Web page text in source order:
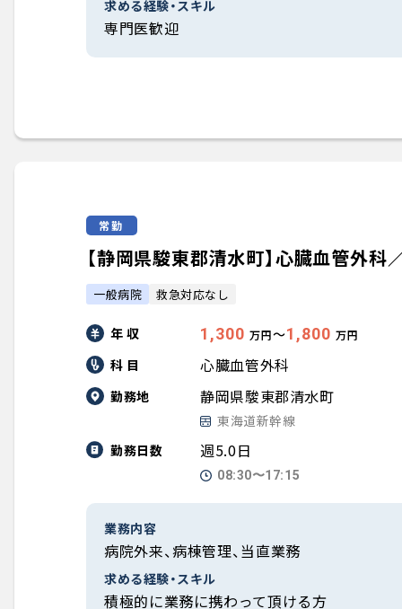
求める経験・スキル
専門医歓迎
常勤
【静岡県駿東郡清水町】心臓血管外
一般病院 救急対応なし
年 収 1,300 万円〜1,800 万円
科 目 心臓血管外科
勤務地 静岡県駿東郡清水町
東海道新幹線
勤務日数
週5.0日
08:30〜17:15
業務内容
病院外来、病棟管理、当直業務
求める経験・スキル
積極的に業務に携わって頂ける方